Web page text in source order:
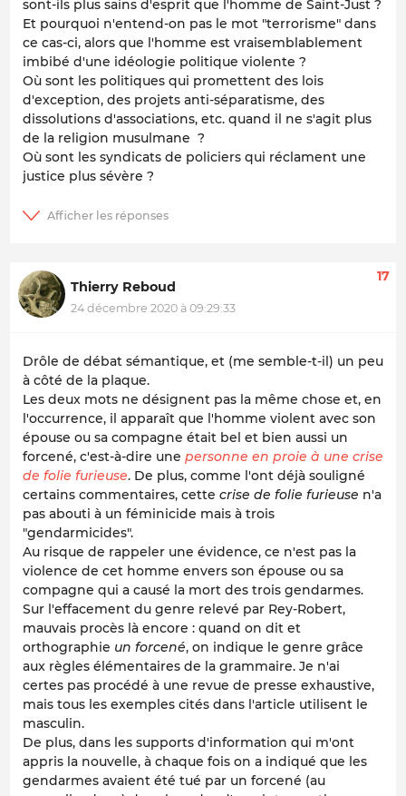
sont-ils plus sains d'esprit que l'homme de Saint-Just ?
Et pourquoi n'entend-on pas le mot "terrorisme" dans
ce cas-ci, alors que l'homme est vraisemblablement
imbibé d'une idéologie politique violente ?
Où sont les politiques qui promettent des lois
d'exception, des projets anti-séparatisme, des
dissolutions d'associations, etc. quand il ne s'agit plus
de la religion musulmane ?
Où sont les syndicats de policiers qui réclament une
justice plus sévère ?
Thierry Reboud
24 décembre 2020 à 09:29:33
17
Drôle de débat sémantique, et (me semble-t-il) un peu
à côté de la plaque.
Les deux mots ne désignent pas la même chose et, en
l'occurrence, il apparaît que l'homme violent avec son
épouse ou sa compagne était bel et bien aussi un
forcené, c'est-à-dire une personne en proie à une crise
de folie furieuse. De plus, comme l'ont déjà souligné
certains commentaires, cette crise de folie furieuse n'a
pas abouti à un féminicide mais à trois
"gendarmicides".
Au risque de rappeler une évidence, ce n'est pas la
violence de cet homme envers son épouse ou sa
compagne qui a causé la mort des trois gendarmes.
Sur l'effacement du genre relevé par Rey-Robert,
mauvais procès là encore : quand on dit et
orthographie un forcené, on indique le genre grâce
aux règles élémentaires de la grammaire. Je n'ai
certes pas procédé à une revue de presse exhaustive,
mais tous les exemples cités dans l'article utilisent le
masculin.
De plus, dans les supports d'information qui m'ont
appris la nouvelle, à chaque fois on a indiqué que les
gendarmes avaient été tué par un forcené (au